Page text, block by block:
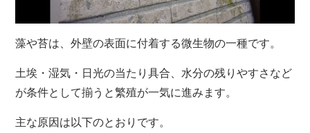
藻や苔は、外壁の表面に付着する微生物の一種です。
土埃・湿気・日光の当たり具合、水分の残りやすさなど
が条件として揃うと繁殖が一気に進みます。
主な原因は以下のとおりです。